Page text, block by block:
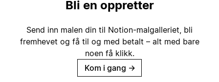
Bli en oppretter
Send inn malen din til Notion-malgalleriet, bli
fremhevet og få til og med betalt – alt med bare
noen få klikk.
Kom i gang →